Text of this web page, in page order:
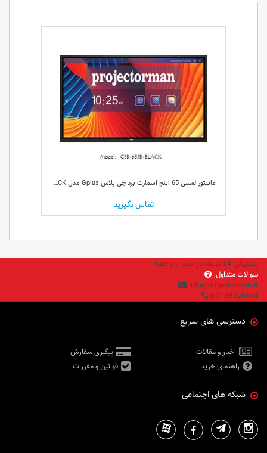
مانیتور لمسی 65 اینچ اسمارت برد جی پلاس Gplus مدل GSB-65JB-BLACK
تماس بگیرید
پشتیبانی 24 ساعته در تمام ایام هفته
سوالات متداول
info@projectorman.ir
021-88226624
دسترسی های سریع
اخبار و مقالات
پیگیری سفارش
راهنمای خرید
قوانین و مقررات
شبکه های اجتماعی